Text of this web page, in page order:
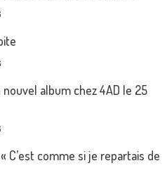
album chez 4AD le 25
C’est comme si je repartais de